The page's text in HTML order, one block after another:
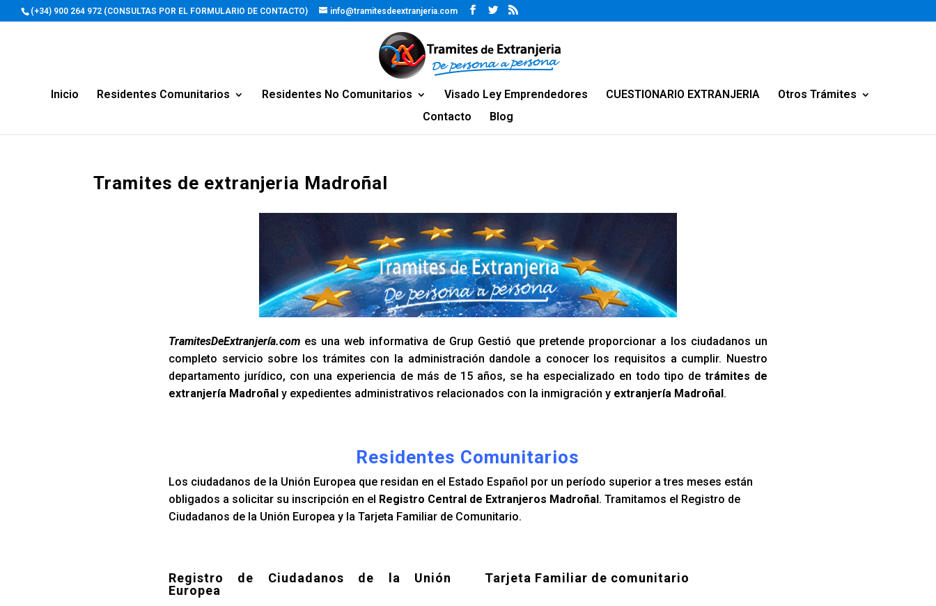
(+34) 900 264 972 (CONSULTAS POR EL FORMULARIO DE CONTACTO) info@tramitesdeextranjeria.com
Inicio Residentes Comunitarios Residentes No Comunitarios Visado Ley Emprendedores CUESTIONARIO EXTRANJERIA
Otros Trámites
Contacto
Blog
Tramites de extranjeria Madroñal
TramitesDeExtranjería.comes una web informativa de Grup Gestió que pretende proporcionar a los ciudadanos un
completo servicio sobre los trámites con la administración dandole a conocer los requisitos a cumplir. Nuestro
departamento jurídico, con una experiencia de más de 15 años, se ha especializado en todo tipo de trámites de
extranjería Madroñaly expedientes administrativos relacionados con la inmigración y extranjería Madroñal.
Residentes Comunitarios
Los ciudadanos de la Unión Europea que residan en el Estado Español por un período superior a tres meses están
obligados a solicitar su inscripción en el Registro Central de Extranjeros Madroñal. Tramitamos el Registro de
Ciudadanos de la Unión Europea y la Tarjeta Familiar de Comunitario.
Registro de Ciudadanos de la Unión
Europea
Tarjeta Familiar de comunitario